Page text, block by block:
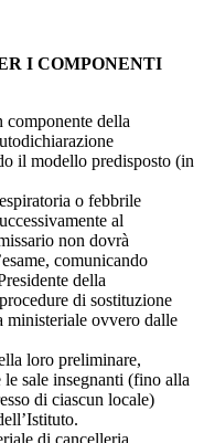
I COMPONENTI
componente della
il modello predisposto (in
o febbrile
al
non dovrà
comunicando
della
di sostituzione
ministeriale ovvero dalle
loro preliminare,
sale insegnanti (fino alla
di ciascun locale)